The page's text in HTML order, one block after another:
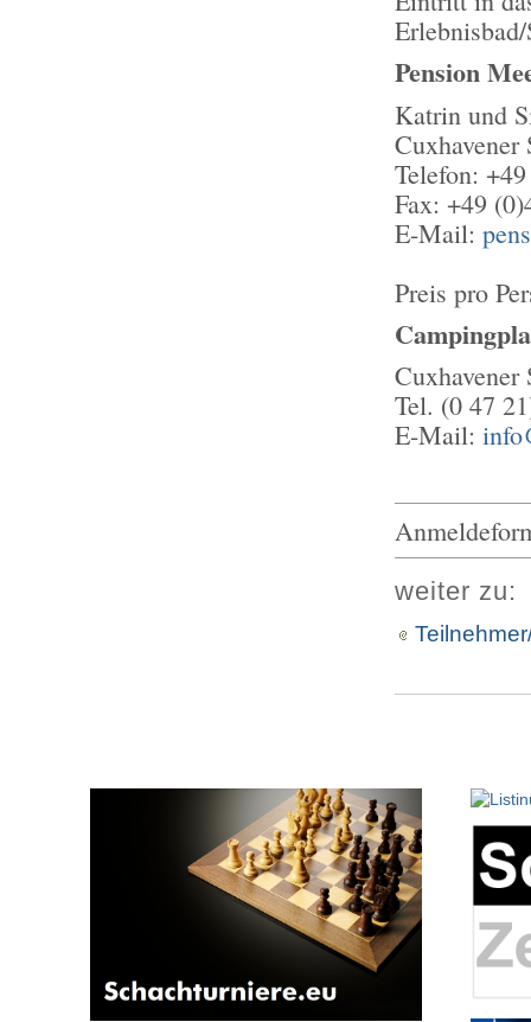
Pension
Katrin und
Cuxhavener
Telefon:
Fax: +49
E-Mail:
Preis pro
Cuxhavener
Tel. (0 47
E-Mail:
weiter zu: